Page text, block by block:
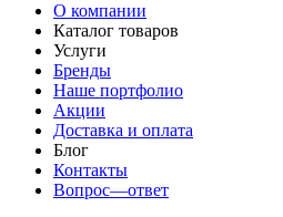
О компании
Каталог товаров
Услуги
Бренды
Наше портфолио
Акции
Доставка и оплата
Блог
Контакты
Вопрос—ответ